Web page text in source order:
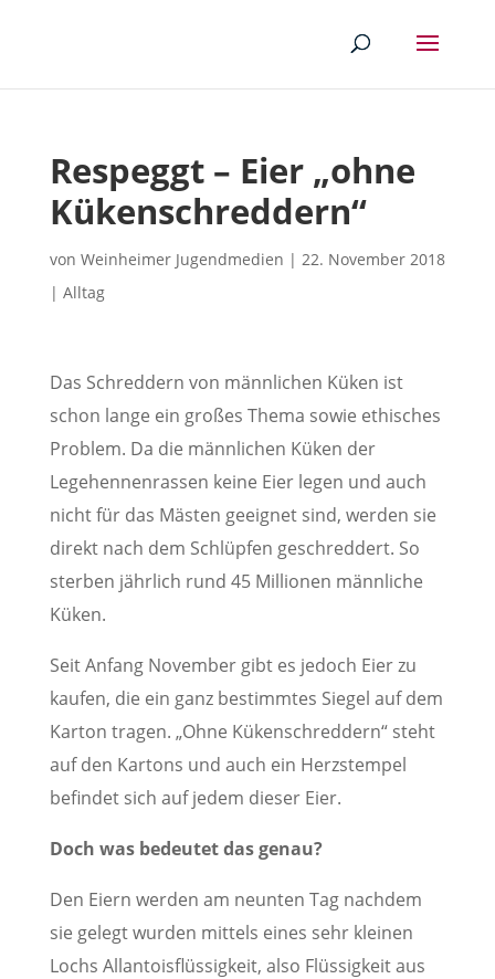
Respeggt – Eier „ohne
Kükenschreddern“
von Weinheimer Jugendmedien | 22. November 2018
| Alltag
Das Schreddern von männlichen Küken ist
schon lange ein großes Thema sowie ethisches
Problem. Da die männlichen Küken der
Legehennenrassen keine Eier legen und auch
nicht für das Mästen geeignet sind, werden sie
direkt nach dem Schlüpfen geschreddert. So
sterben jährlich rund 45 Millionen männliche
Küken.
Seit Anfang November gibt es jedoch Eier zu
kaufen, die ein ganz bestimmtes Siegel auf dem
Karton tragen. „Ohne Kükenschreddern“ steht
auf den Kartons und auch ein Herzstempel
befindet sich auf jedem dieser Eier.
Doch was bedeutet das genau?
Den Eiern werden am neunten Tag nachdem
sie gelegt wurden mittels eines sehr kleinen
Lochs Allantoisflüssigkeit, also Flüssigkeit aus